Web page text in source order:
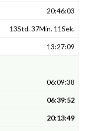
20:46:03
13Std. 37Min. 11Sek.
13:27:09
06:09:38
06:39:52
20:13:49